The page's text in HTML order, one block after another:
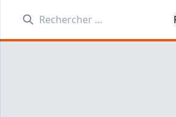
Rechercher: